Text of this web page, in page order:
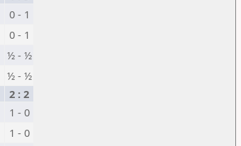
0 - 1
0 - 1
½ - ½
½ - ½
2 : 2
1 - 0
1 - 0